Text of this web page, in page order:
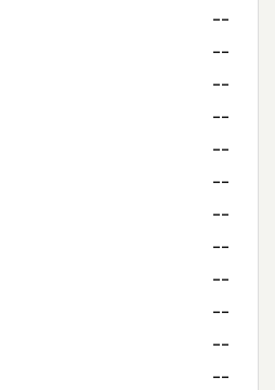
--
--
--
--
--
--
--
--
--
--
--
--